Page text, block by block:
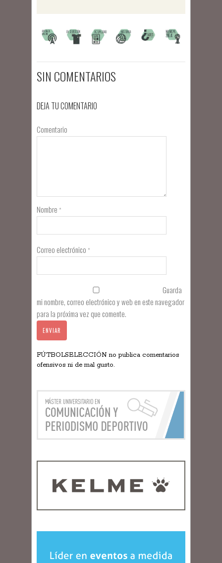
SIN COMENTARIOS
DEJA TU COMENTARIO
Comentario
Nombre *
Correo electrónico *
Guarda
mi nombre, correo electrónico y web en este navegador
para la próxima vez que comente.
FÚTBOLSELECCIÓN no publica comentarios
ofensivos ni de mal gusto.